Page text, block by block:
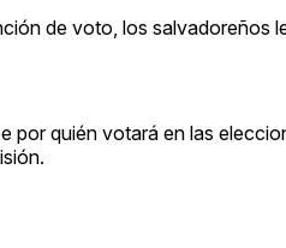
de voto, los salvadoreños
por quién votará en las